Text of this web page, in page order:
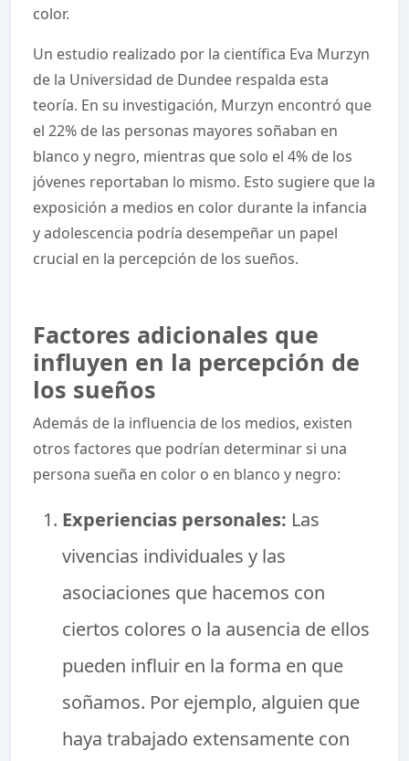
color.
Un estudio realizado por la científica Eva Murzyn
de la Universidad de Dundee respalda esta
teoría. En su investigación, Murzyn encontró que
el 22% de las personas mayores soñaban en
blanco y negro, mientras que solo el 4% de los
jóvenes reportaban lo mismo. Esto sugiere que la
exposición a medios en color durante la infancia
y adolescencia podría desempeñar un papel
crucial en la percepción de los sueños.
Factores adicionales que
influyen en la percepción de
los sueños
Además de la influencia de los medios, existen
otros factores que podrían determinar si una
persona sueña en color o en blanco y negro:
Experiencias personales: Las
vivencias individuales y las
asociaciones que hacemos con
ciertos colores o la ausencia de ellos
pueden influir en la forma en que
soñamos. Por ejemplo, alguien que
haya trabajado extensamente con